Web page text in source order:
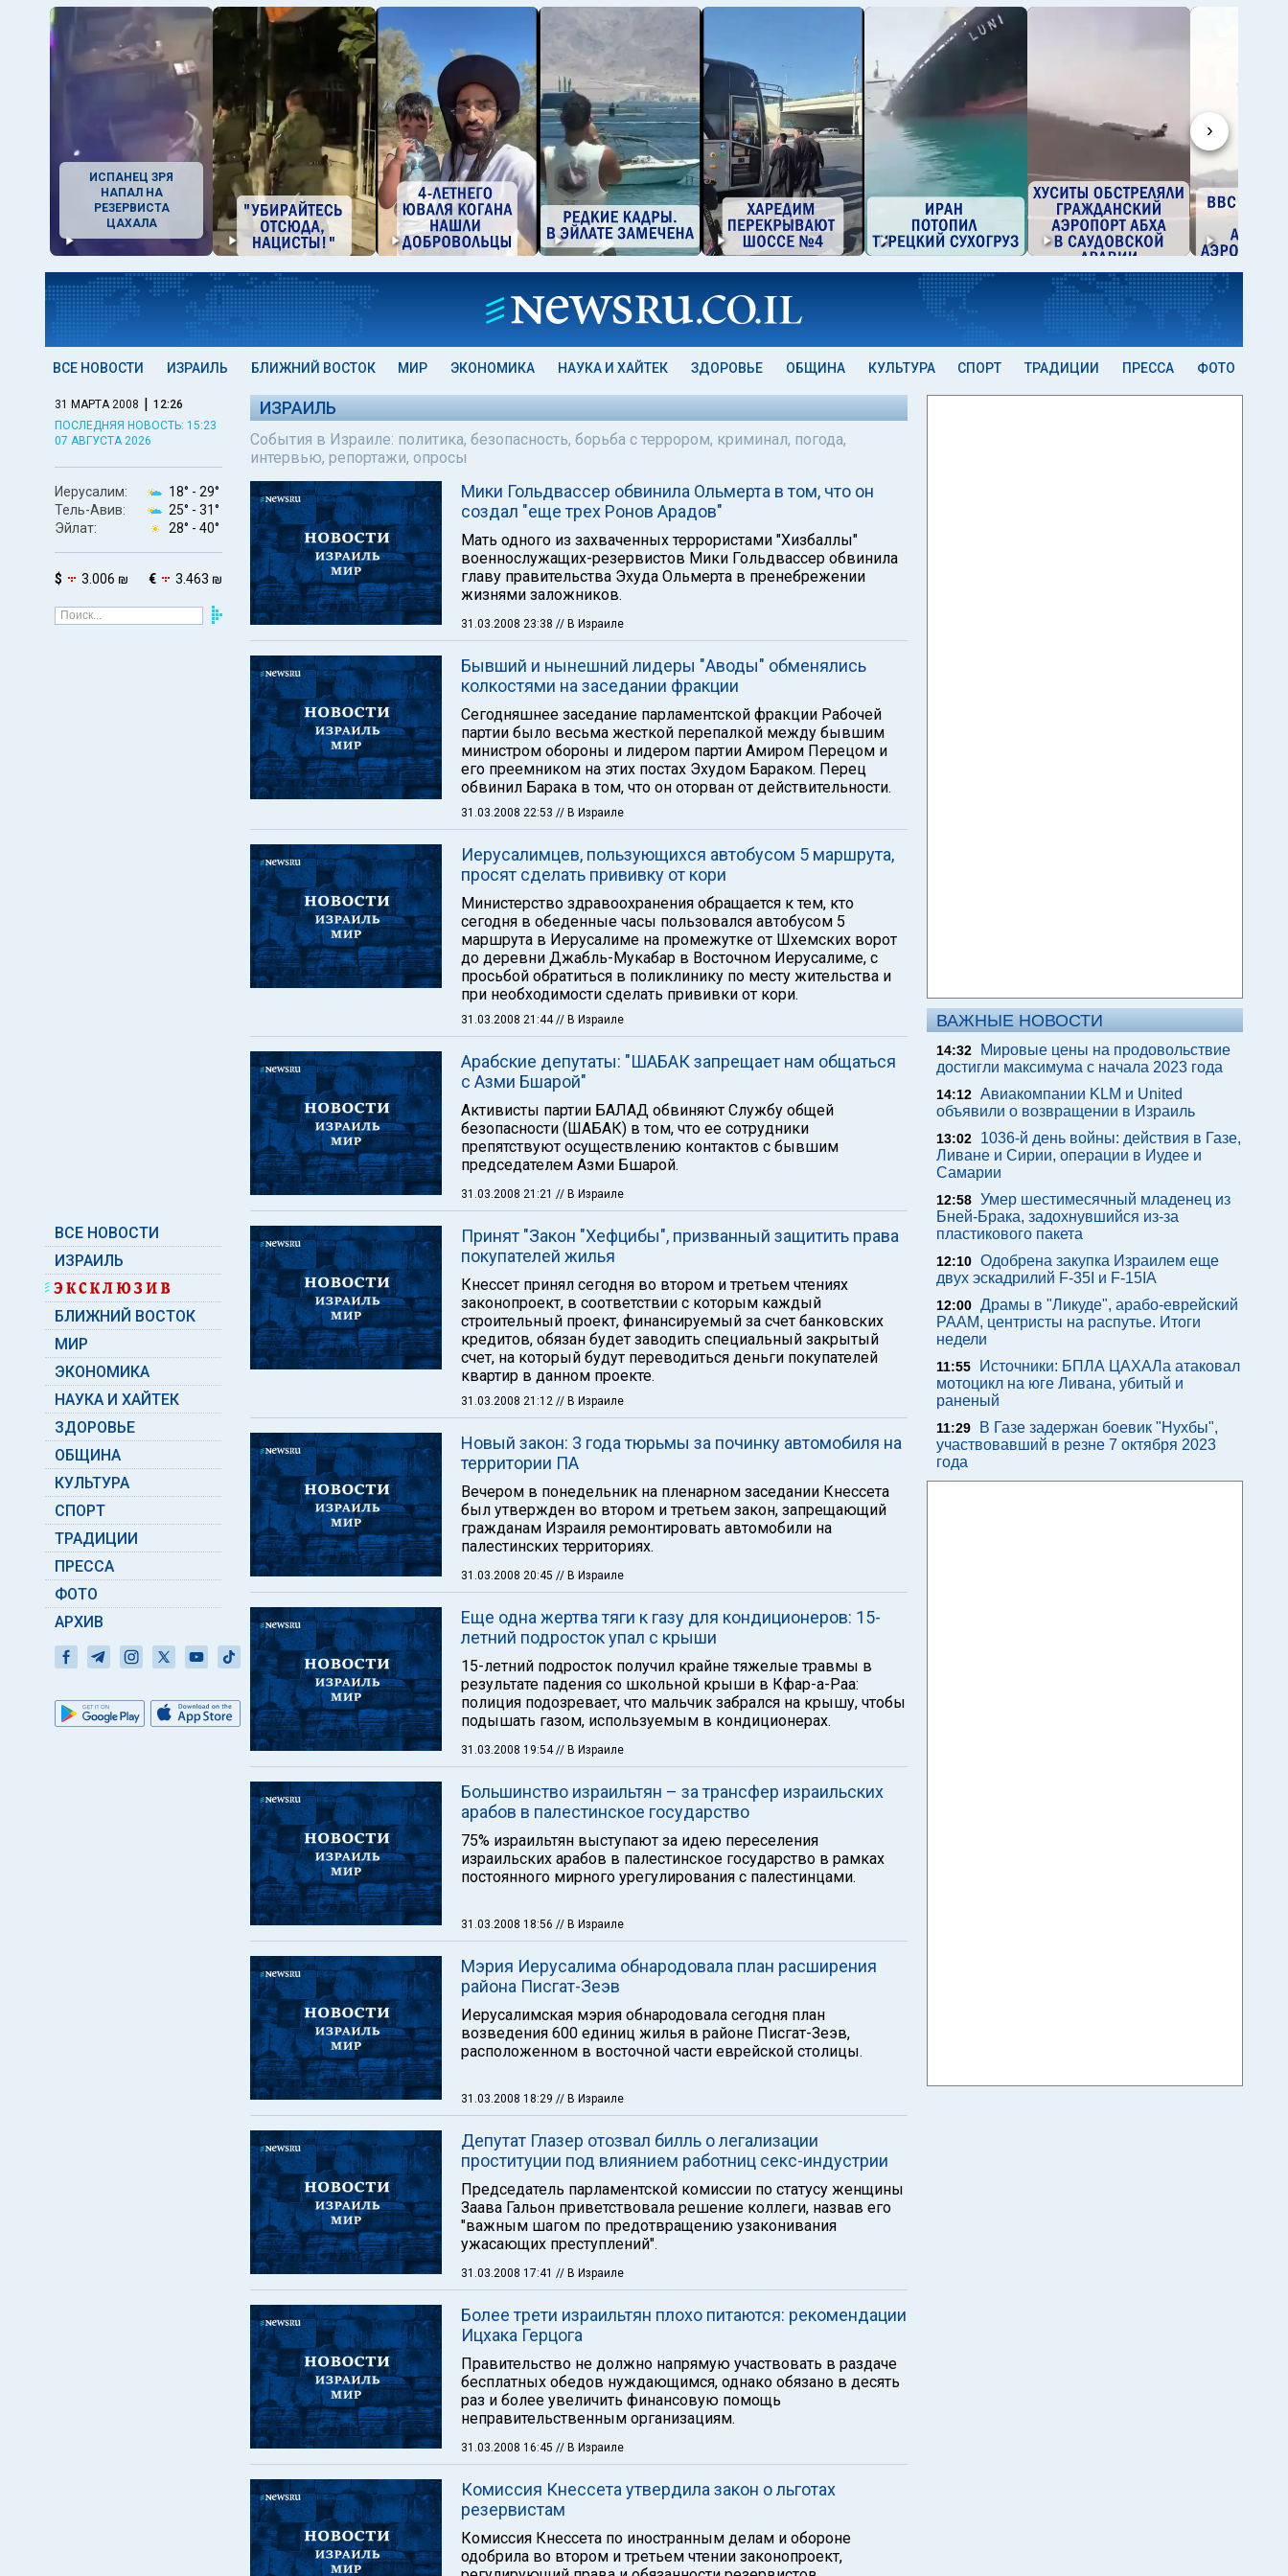
›
ИСПАНЕЦ ЗРЯ
НАПАЛ НА
РЕЗЕРВИСТА
ЦАХАЛА
ВСЕ НОВОСТИ ИЗРАИЛЬ БЛИЖНИЙ ВОСТОК МИР ЭКОНОМИКА НАУКА И ХАЙТЕК ЗДОРОВЬЕ ОБЩИНА КУЛЬТУРА СПОРТ ТРАДИЦИИ ПРЕССА ФОТО
31 МАРТА 2008 | 12:26
ПОСЛЕДНЯЯ НОВОСТЬ: 15:23
07 АВГУСТА 2026
Иерусалим: 18° - 29°
Тель-Авив:
25° - 31°
Эйлат:
28° - 40°
$ 3.006 ₪ € 3.463 ₪
ВСЕ НОВОСТИ
ИЗРАИЛЬ
БЛИЖНИЙ ВОСТОК
МИР
ЭКОНОМИКА
НАУКА И ХАЙТЕК
ЗДОРОВЬЕ
ОБЩИНА
КУЛЬТУРА
СПОРТ
ТРАДИЦИИ
ПРЕССА
ФОТО
АРХИВ
ИЗРАИЛЬ
События в Израиле: политика, безопасность, борьба с террором, криминал, погода,
интервью, репортажи, опросы
Мики Гольдвассер обвинила Ольмерта в том, что он
создал "еще трех Ронов Арадов"
Мать одного из захваченных террористами "Хизбаллы"
военнослужащих-резервистов Мики Гольдвассер обвинила
главу правительства Эхуда Ольмерта в пренебрежении
жизнями заложников.
31.03.2008 23:38 // В Израиле
Бывший и нынешний лидеры "Аводы" обменялись
колкостями на заседании фракции
Сегодняшнее заседание парламентской фракции Рабочей
партии было весьма жесткой перепалкой между бывшим
министром обороны и лидером партии Амиром Перецом и
его преемником на этих постах Эхудом Бараком. Перец
обвинил Барака в том, что он оторван от действительности.
31.03.2008 22:53 // В Израиле
Иерусалимцев, пользующихся автобусом 5 маршрута,
просят сделать прививку от кори
Министерство здравоохранения обращается к тем, кто
сегодня в обеденные часы пользовался автобусом 5
маршрута в Иерусалиме на промежутке от Шхемских ворот
до деревни Джабль-Мукабар в Восточном Иерусалиме, с
просьбой обратиться в поликлинику по месту жительства и
при необходимости сделать прививки от кори.
31.03.2008 21:44// В Израиле
Арабские депутаты: "ШАБАК запрещает нам общаться
с Азми Бшарой"
Активисты партии БАЛАД обвиняют Службу общей
безопасности (ШАБАК) в том, что ее сотрудники
препятствуют осуществлению контактов с бывшим
председателем Азми Бшарой.
31.03.2008 21:21 // В Израиле
Принят "Закон "Хефцибы", призванный защитить права
покупателей жилья
Кнессет принял сегодня во втором и третьем чтениях
законопроект, в соответствии с которым каждый
строительный проект, финансируемый за счет банковских
кредитов, обязан будет заводить специальный закрытый
счет, на который будут переводиться деньги покупателей
квартир в данном проекте.
31.03.2008 21:12 // В Израиле
Новый закон: 3 года тюрьмы за починку автомобиля на
территории ПА
Вечером в понедельник на пленарном заседании Кнессета
был утвержден во втором и третьем закон, запрещающий
гражданам Израиля ремонтировать автомобили на
палестинских территориях.
31.03.2008 20:45 // В Израиле
Еще одна жертва тяги к газу для кондиционеров: 15-
летний подросток упал с крыши
15-летний подросток получил крайне тяжелые травмы в
результате падения со школьной крыши в Кфар-а-Раа:
полиция подозревает, что мальчик забрался на крышу, чтобы
подышать газом, используемым в кондиционерах.
31.03.2008 19:54// В Израиле
Большинство израильтян – за трансфер израильских
арабов в палестинское государство
75% израильтян выступают за идею переселения
израильских арабов в палестинское государство в рамках
постоянного мирного урегулирования с палестинцами.
31.03.2008 18:56 // В Израиле
Мэрия Иерусалима обнародовала план расширения
района Писгат-Зеэв
Иерусалимская мэрия обнародовала сегодня план
возведения 600 единиц жилья в районе Писгат-Зеэв,
расположенном в восточной части еврейской столицы.
31.03.2008 18:29 // В Израиле
Депутат Глазер отозвал билль о легализации
проституции под влиянием работниц секс-индустрии
Председатель парламентской комиссии по статусу женщины
Заава Гальон приветствовала решение коллеги, назвав его
"важным шагом по предотвращению узаконивания
ужасающих преступлений".
31.03.2008 17:41 // В Израиле
Более трети израильтян плохо питаются: рекомендации
Ицхака Герцога
Правительство не должно напрямую участвовать в раздаче
бесплатных обедов нуждающимся, однако обязано в десять
раз и более увеличить финансовую помощь
неправительственным организациям.
31.03.2008 16:45 // В Израиле
Комиссия Кнессета утвердила закон о льготах
резервистам
Комиссия Кнессета по иностранным делам и обороне
одобрила во втором и третьем чтении законопроект,
ВАЖНЫЕ НОВОСТИ
14:32
Мировые цены на продовольствие
достигли максимума с начала 2023 года
14:12 Авиакомпании KLM и United
объявили о возвращении в Израиль
13:02
1036-й день войны: действия в Газе,
Ливане и Сирии, операции в Иудее и
Самарии
12:58 Умер шестимесячный младенец из
Бней-Брака, задохнувшийся из-за
пластикового пакета
12:10 Одобрена закупка Израилем еще
двух эскадрилий F-35I и F-15IA
12:00 Драмы в "Ликуде", арабо-еврейский
РААМ, центристы на распутье. Итоги
недели
11:55
Источники: БПЛА ЦАХАЛа атаковал
мотоцикл на юге Ливана, убитый и
раненый
11:29
В Газе задержан боевик "Нухбы",
участвовавший в резне 7 октября 2023
года